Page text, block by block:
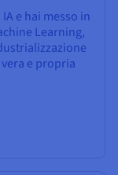
e hai messo in
Learning,
e propria